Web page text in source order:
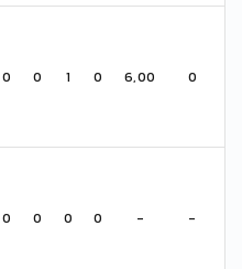
0 0 1 0 6,00 0
0 0 0 0 - -